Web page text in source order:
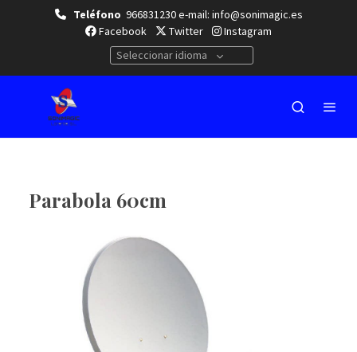
Teléfono 966831230 e-mail: info@sonimagic.es
Facebook
Twitter
Instagram
Seleccionar idioma
Parabola 60cm